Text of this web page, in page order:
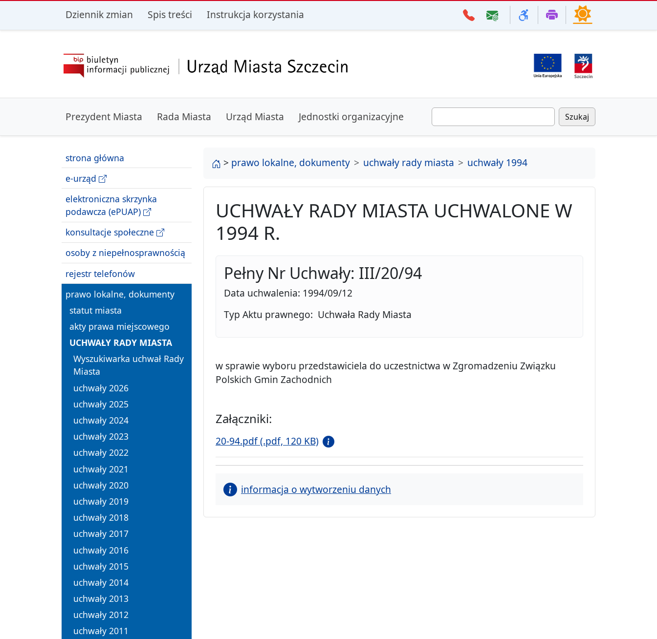
przejdź do głównego menu przejdź do treści
Dziennik zmian Spis treści Instrukcja korzystania
Prezydent Miasta Rada Miasta Urząd Miasta Jednostki organizacyjne Szukaj
strona główna
e-urząd
elektroniczna skrzynka
podawcza (ePUAP)
konsultacje społeczne
osoby z niepełnosprawnością
rejestr telefonów
prawo lokalne, dokumenty
statut miasta
akty prawa miejscowego
UCHWAŁY RADY MIASTA
Wyszukiwarka uchwał Rady
Miasta
uchwały 2026
uchwały 2025
uchwały 2024
uchwały 2023
uchwały 2022
uchwały 2021
uchwały 2020
uchwały 2019
uchwały 2018
uchwały 2017
uchwały 2016
uchwały 2015
uchwały 2014
uchwały 2013
uchwały 2012
uchwały 2011
strona główna
> prawo lokalne, dokumenty uchwały rady miasta uchwały 1994
UCHWAŁY RADY MIASTA UCHWALONE W
1994 R.
Pełny Nr Uchwały: III/20/94
Data uchwalenia: 1994/09/12
Typ Aktu prawnego: Uchwała Rady Miasta
w sprawie wyboru przedstawiciela do uczestnictwa w Zgromadzeniu Związku
Polskich Gmin Zachodnich
Załączniki:
20-94.pdf (.pdf, 120 KB)
informacja o wytworzeniu danych